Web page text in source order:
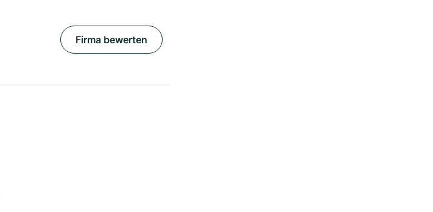
Firma bewerten